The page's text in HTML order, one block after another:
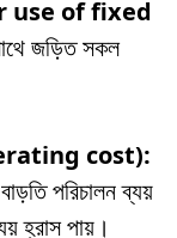
use of fixed
জড়িত সকল
cost):
পরিচালন ব্যয়
হ্রাস পায়।